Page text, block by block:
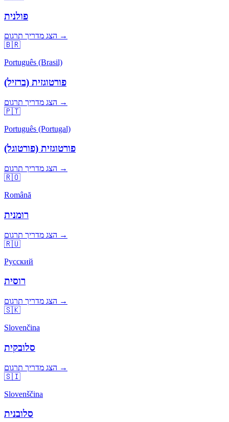
פולנית
הצג מדריך תרגום →
🇧🇷
Português (Brasil)
פורטוגזית (ברזיל)
הצג מדריך תרגום →
🇵🇹
Português (Portugal)
פורטוגזית (פורטוגל)
הצג מדריך תרגום →
🇷🇴
Română
רומנית
הצג מדריך תרגום →
🇷🇺
Русский
רוסית
הצג מדריך תרגום →
🇸🇰
Slovenčina
סלובקית
הצג מדריך תרגום →
🇸🇮
Slovenščina
סלובנית